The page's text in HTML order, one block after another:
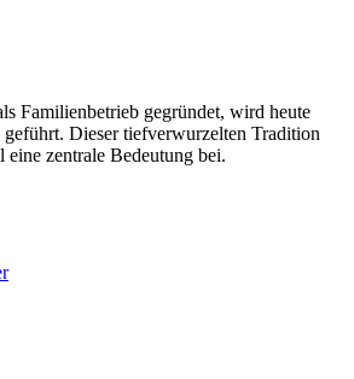
Familienbetrieb gegründet, wird heute
Dieser tiefverwurzelten Tradition
eine zentrale Bedeutung bei.